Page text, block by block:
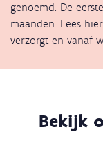
genoemd. De
maanden. Lees
verzorgt en vanaf
Bekijk